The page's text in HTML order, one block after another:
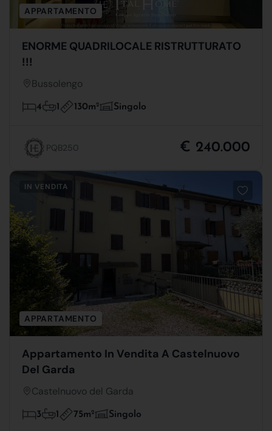
APPARTAMENTO
ENORME QUADRILOCALE RISTRUTTURATO
!!!
Bussolengo
4 1 130m2 Singolo
PQB250 € 240.000
IN VENDITA
APPARTAMENTO
Appartamento In Vendita A Castelnuovo
Del Garda
Castelnuovo del Garda
3 1 75m2 Singolo